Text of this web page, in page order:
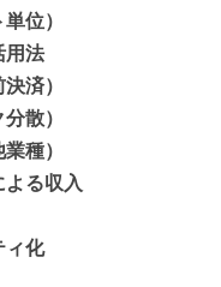
位）
用法
済）
散）
種）
よる収入
ィ化